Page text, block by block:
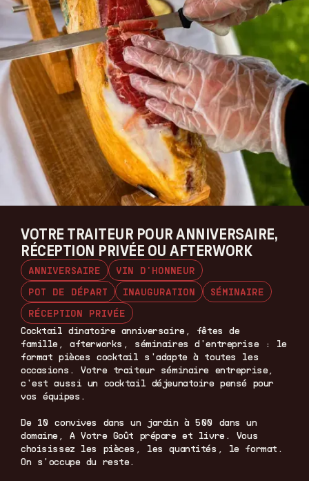
VOTRE TRAITEUR POUR ANNIVERSAIRE,
RÉCEPTION PRIVÉE OU AFTERWORK
ANNIVERSAIRE
VIN D'HONNEUR
POT DE DÉPART
INAUGURATION
SÉMINAIRE
RÉCEPTION PRIVÉE
Cocktail dinatoire anniversaire, fêtes de
famille, afterworks, séminaires d'entreprise : le
format pièces cocktail s'adapte à toutes les
occasions. Votre traiteur séminaire entreprise,
c'est aussi un cocktail déjeunatoire pensé pour
vos équipes.
De 10 convives dans un jardin à 500 dans un
domaine, A Votre Goût prépare et livre. Vous
choisissez les pièces, les quantités, le format.
On s'occupe du reste.